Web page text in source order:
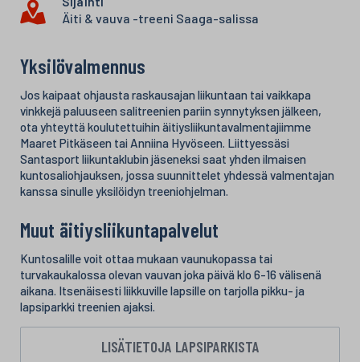
Äiti & vauva -treeni Saaga-salissa
Yksilövalmennus
Jos kaipaat ohjausta raskausajan liikuntaan tai vaikkapa
vinkkejä paluuseen salitreenien pariin synnytyksen jälkeen,
ota yhteyttä koulutettuihin äitiysliikuntavalmentajiimme
Maaret Pitkäseen tai Anniina Hyvöseen. Liittyessäsi
Santasport liikuntaklubin jäseneksi saat yhden ilmaisen
kuntosaliohjauksen, jossa suunnittelet yhdessä valmentajan
kanssa sinulle yksilöidyn treeniohjelman.
Muut äitiysliikuntapalvelut
Kuntosalille voit ottaa mukaan vaunukopassa tai
turvakaukalossa olevan vauvan joka päivä klo 6-16 välisenä
aikana. Itsenäisesti liikkuville lapsille on tarjolla pikku- ja
lapsiparkki treenien ajaksi.
LISÄTIETOJA LAPSIPARKISTA